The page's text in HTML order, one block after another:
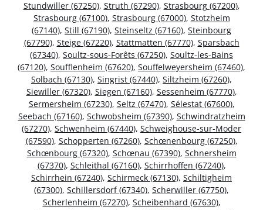
Stundwiller (67250), Struth (67290), Strasbourg (67200),
Strasbourg (67100), Strasbourg (67000), Stotzheim
(67140), Still (67190), Steinseltz (67160), Steinbourg
(67790), Steige (67220), Stattmatten (67770), Sparsbach
(67340), Soultz-sous-Forêts (67250), Soultz-les-Bains
(67120), Soufflenheim (67620), Souffelweyersheim (67460),
Solbach (67130), Singrist (67440), Siltzheim (67260),
Siewiller (67320), Siegen (67160), Sessenheim (67770),
Sermersheim (67230), Seltz (67470), Sélestat (67600),
Seebach (67160), Schwobsheim (67390), Schwindratzheim
(67270), Schwenheim (67440), Schweighouse-sur-Moder
(67590), Schopperten (67260), Schœnenbourg (67250),
Schœnbourg (67320), Schœnau (67390), Schnersheim
(67370), Schleithal (67160), Schirrhoffen (67240),
Schirrhein (67240), Schirmeck (67130), Schiltigheim
(67300), Schillersdorf (67340), Scherwiller (67750),
Scherlenheim (67270), Scheibenhard (67630),